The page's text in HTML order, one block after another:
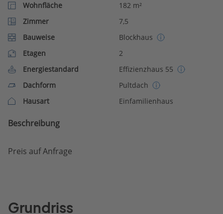
Wohnfläche
182 m²
Zimmer
7,5
Bauweise
Blockhaus
Etagen
2
Energiestandard
Effizienzhaus 55
Dachform
Pultdach
Hausart
Einfamilienhaus
Beschreibung
Preis auf Anfrage
Grundriss